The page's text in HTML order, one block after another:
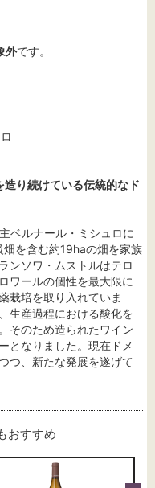
外です。
り続けている伝統的なド
ベルナール・ミシュロに
を含む約19haの畑を家族
ンソワ・ムストルはテロ
ワールの個性を最大限に
栽培を取り入れていま
生産過程における酸化を
そのため造られたワイン
となりました。現在ドメ
つ、新たな発展を遂げて
おすすめ